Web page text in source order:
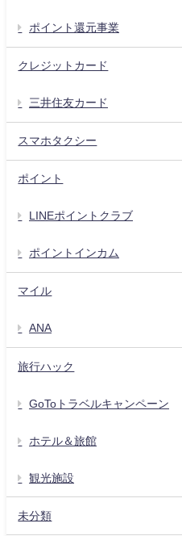
ポイント還元事業
クレジットカード
三井住友カード
スマホタクシー
ポイント
LINEポイントクラブ
ポイントインカム
マイル
ANA
旅行ハック
GoToトラベルキャンペーン
ホテル＆旅館
観光施設
未分類